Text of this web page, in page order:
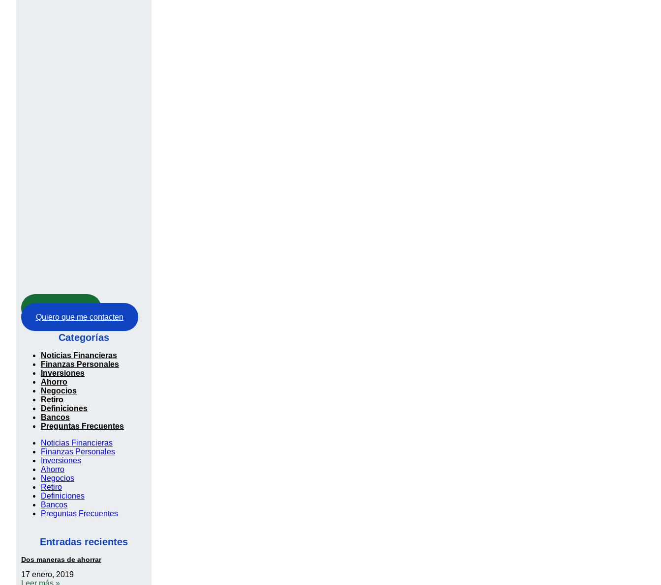
Quiero que me contacten
Categorías
Noticias Financieras
Finanzas Personales
Inversiones
Ahorro
Negocios
Retiro
Definiciones
Bancos
Preguntas Frecuentes
Noticias Financieras
Finanzas Personales
Inversiones
Ahorro
Negocios
Retiro
Definiciones
Bancos
Preguntas Frecuentes
Entradas recientes
Dos maneras de ahorrar
17 enero, 2019